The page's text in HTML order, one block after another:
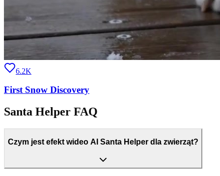
6.2K
First Snow Discovery
Santa Helper FAQ
Czym jest efekt wideo AI Santa Helper dla zwierząt?